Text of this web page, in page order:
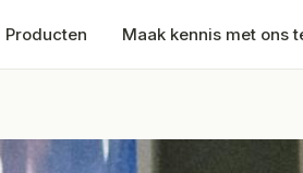
Producten Maak kennis met ons